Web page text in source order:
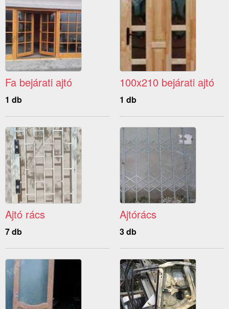
Fa bejárati ajtó
1 db
100x210 bejárati ajtó
1 db
Ajtó rács
7 db
Ajtórács
3 db